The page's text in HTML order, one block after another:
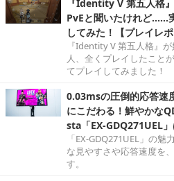
『Identity V 第五人格
PvEと聞いたけれど……
してみた！【プレイレポ
『Identity V 第五人格』
人、全くプレイしたこと
てプレイしてみました！
0.03msの圧倒的応答速
にこだわる！鮮やかな
sta「EX-GDQ271UEL
「EX-GDQ271UEL」の
な見やすさや応答速度を
す。